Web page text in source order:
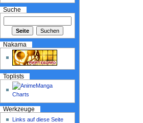
Suche
Nakama
Toplists
Werkzeuge
Links auf diese Seite